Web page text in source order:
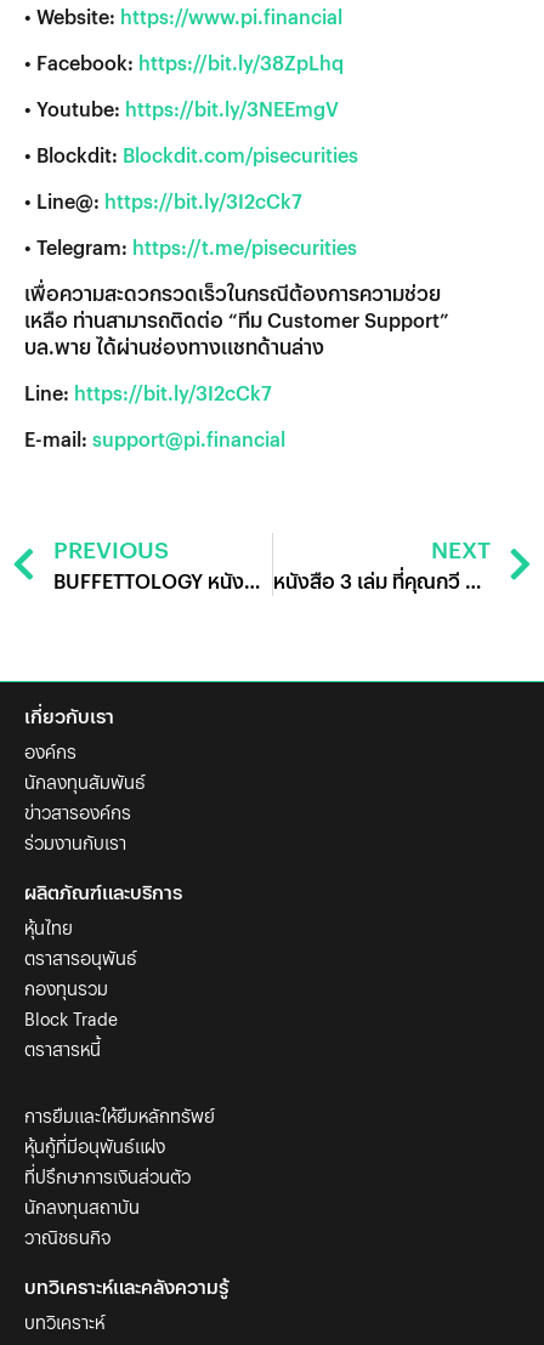
• Website: https://www.pi.financial
• Facebook: https://bit.ly/38ZpLhq
• Youtube: https://bit.ly/3NEEmgV
• Blockdit: Blockdit.com/pisecurities
• Line@: https://bit.ly/3I2cCk7
• Telegram: https://t.me/pisecurities
เพื่อความสะดวกรวดเร็วในกรณีต้องการความช่วย
เหลือ ท่านสามารถติดต่อ “ทีม Customer Support”
บล.พาย ได้ผ่านช่องทางแชทด้านล่าง
Line: https://bit.ly/3I2cCk7
E-mail: support@pi.financial
PREVIOUS
BUFFETTOLOGY หนังสือเปลี่ยนชีวิตการลงทุนของคุณกวี ชูกิจเกษม
NEXT
หนังสือ 3 เล่ม ที่คุณกวี ชูกิจเกษม แนะนำให้อ่าน
เกี่ยวกับเรา
องค์กร
นักลงทุนสัมพันธ์
ข่าวสารองค์กร
ร่วมงานกับเรา
ผลิตภัณฑ์และบริการ
หุ้นไทย
ตราสารอนุพันธ์
กองทุนรวม
Block Trade
ตราสารหนี้
การยืมและให้ยืมหลักทรัพย์
หุ้นกู้ที่มีอนุพันธ์แฝง
ที่ปรึกษาการเงินส่วนตัว
นักลงทุนสถาบัน
วาณิชธนกิจ
บทวิเคราะห์และคลังความรู้
บทวิเคราะห์